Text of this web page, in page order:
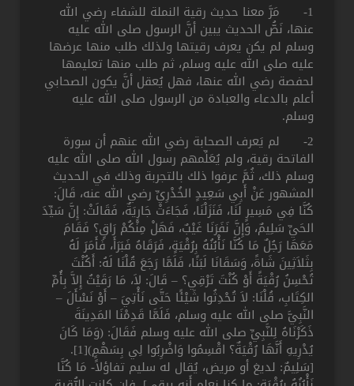
1- مَرَّ معنا حديث رقية النملة للشفاء رضي الله
عنها، نَصُّ الحديث يبين أنَّ الرسول صلى الله عليه
وسلم لم يكن يعرف رقيتها ولذلك طلب منها عرضها
عليه صلى الله عليه وسلم، ثم طلب منها تعليمها
لحفصة رضي الله عنها، فهل يُعقل أنَّ يكون الصحابي
أعلم بالدعاء والعبادة من الرسول صلى الله عليه
وسلم.
2- لم يَعرف الصحابة رضي الله عنهم أن سورة
الفاتحة رقية، ولم يُعَلِّمهم رسول الله صلى الله عليه
وسلم ذلك، ثُمَّ عرفوا ذلك بالتجربة وذلك في الحديث
المشهور عَنْ أَبِي سَعِيدٍ الخُدْرِيِّ رضي الله عنه، قَالَ:
كُنَّا فِي مَسِيرٍ لَنَا، فَنَزَلْنَا، فَجَاءَتْ جَارِيَةٌ، فَقَالَتْ: إِنَّ سَيِّدَ
الحَيِّ سَلِيمٌ، وَإِنَّ نَفَرَنَا غَيْبٌ، فَهَلْ مِنْكُمْ رَاقٍ؟ فَقَامَ
مَعَهَا رَجُلٌ مَا كُنَّا نَأْبُنُهُ بِرُقْيَةٍ، فَرَقَاهُ فَبَرَأَ، فَأَمَرَ لَهُ
بِثَلاَثِينَ شَاةً، وَسَقَانَا لَبَنًا، فَلَمَّا رَجَعَ قُلْنَا لَهُ: أَكُنْتَ
تُحْسِنُ رُقْيَةً أَوْ كُنْتَ تَرْقِي؟ – قَالَ: لاَ، مَا رَقَيْتُ إِلاَّ بِأُمِّ
الكِتَابِ، قُلْنَا: لاَ تُحْدِثُوا شَيْئًا حَتَّى نَأْتِيَ – أَوْ نَسْأَلَ –
النَّبِيَّ صلى الله عليه وسلم، فَلَمَّا قَدِمْنَا المَدِينَةَ
ذَكَرْنَاهُ لِلنَّبِيِّ صلى الله عليه وسلم فَقَالَ: (وَمَا كَانَ
يُدْرِيهِ أَنَّهَا رُقْيَةٌ؟ اقْسِمُوا وَاضْرِبُوا لِي بِسَهْمٍ)[1].
[سَلِيمٌ: لديغ أو مريض، يُقال له سليم تفاؤلاً- مَا كُنَّا